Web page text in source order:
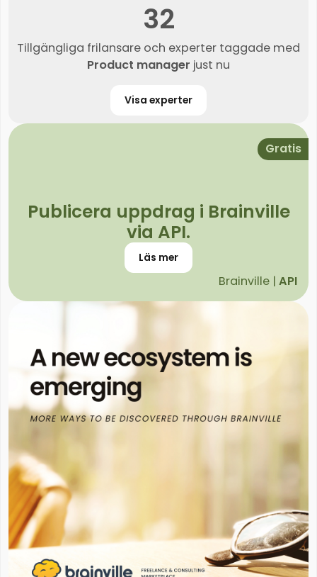
32
Tillgängliga frilansare och experter taggade med
Product manager just nu
Visa experter
Gratis
Publicera uppdrag i Brainville
via API.
Läs mer
Brainville |API